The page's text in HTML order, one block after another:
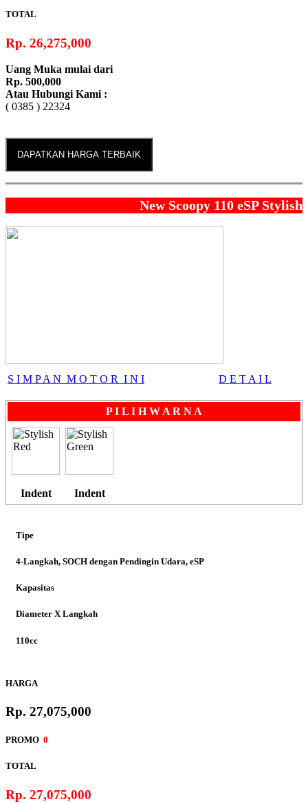
Sistem Bahan Bakar
Injeksi (PGM-FI)
Transmisi
Automatic
TOTAL
Rp. 26,275,000
Uang Muka mulai dari
Rp. 500,000
Atau Hubungi Kami :
( 0385 ) 22324
DAPATKAN HARGA TERBAIK
New Scoopy 110 eSP Stylish
S I M P A N M O T O R I N I D E T A I L
P I L I H W A R N A
Indent Indent
Tipe
4-Langkah, SOCH dengan Pendingin Udara, eSP
Kapasitas
Diameter X Langkah
110cc
Tipe Starter
Otomatis, V-Matic
Sistem Bahan Bakar
Injeksi (PGM-FI)
HARGA
Rp. 27,075,000
PROMO 0
TOTAL
Rp. 27,075,000